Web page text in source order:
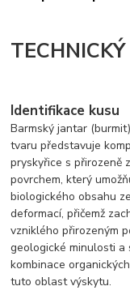
Identifikace kusu
Barmský jantar
tvaru představuje
pryskyřice s přirozeně
povrchem, který
biologického obsahu
deformací, přičemž
vzniklého přirozeným
geologické minulosti a
kombinace
tuto oblast výskytu.